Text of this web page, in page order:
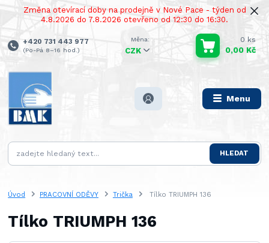
Změna otevírací doby na prodejně v Nové Pace - týden od
4.8.2026 do 7.8.2026 otevřeno od 12:30 do 16:30.
Menu
CZK
HLEDAT
+420 731 443 977
(Po-Pá 8–16 hod.)
0 ks
0,00 Kč
Úvod PRACOVNÍ ODĚVY Trička Tílko TRIUMPH 136
Tílko TRIUMPH 136